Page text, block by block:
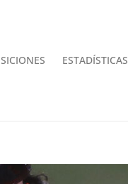
ESTADÍSTICAS